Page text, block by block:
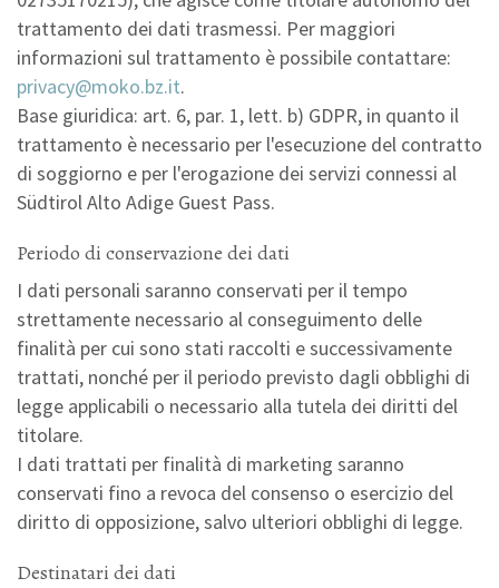
trattamento dei dati trasmessi. Per maggiori
informazioni sul trattamento è possibile contattare:
privacy@moko.bz.it.
Base giuridica: art. 6, par. 1, lett. b) GDPR, in quanto il
trattamento è necessario per l'esecuzione del contratto
di soggiorno e per l'erogazione dei servizi connessi al
Südtirol Alto Adige Guest Pass.
Periodo di conservazione dei dati
I dati personali saranno conservati per il tempo
strettamente necessario al conseguimento delle
finalità per cui sono stati raccolti e successivamente
trattati, nonché per il periodo previsto dagli obblighi di
legge applicabili o necessario alla tutela dei diritti del
titolare.
I dati trattati per finalità di marketing saranno
conservati fino a revoca del consenso o esercizio del
diritto di opposizione, salvo ulteriori obblighi di legge.
Destinatari dei dati